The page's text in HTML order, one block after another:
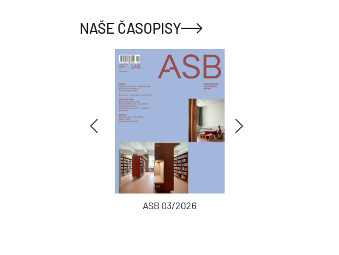
NAŠE ČASOPISY
ASB 03/2026